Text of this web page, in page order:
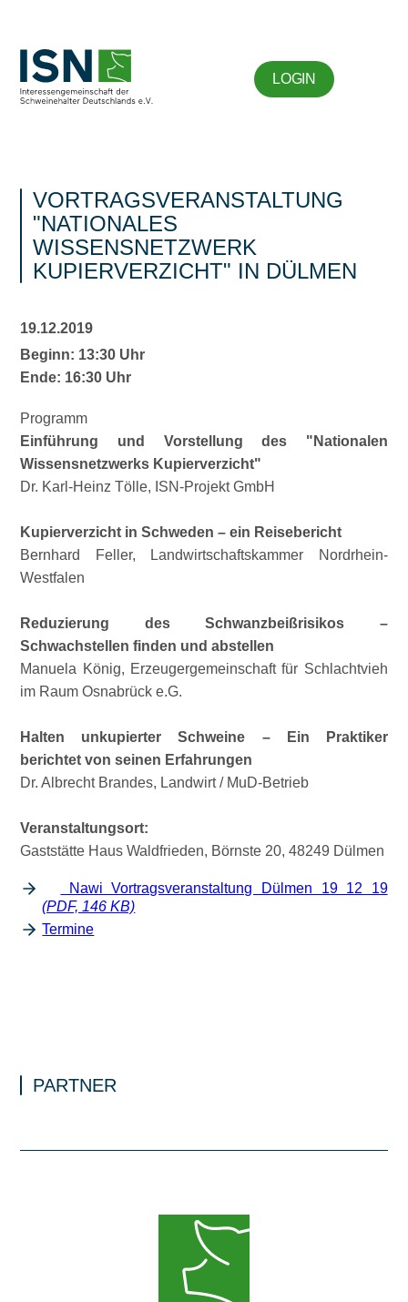
LOGIN
VORTRAGSVERANSTALTUNG
"NATIONALES
WISSENSNETZWERK
KUPIERVERZICHT" IN DÜLMEN
19.12.2019
Beginn: 13:30 Uhr
Ende: 16:30 Uhr
Programm
Einführung und Vorstellung des
Nationalen
Wissensnetzwerks Kupierverzicht
Dr. Karl-Heinz Tölle, ISN-Projekt GmbH
Kupierverzicht in Schweden – ein Reisebericht
Bernhard Feller, Landwirtschaftskammer Nordrhein-
Westfalen
Reduzierung des Schwanzbeißrisikos –
Schwachstellen finden und abstellen
Manuela König, Erzeugergemeinschaft für Schlachtvieh
im Raum Osnabrück e.G.
Halten unkupierter Schweine – Ein Praktiker
berichtet von seinen Erfahrungen
Dr. Albrecht Brandes, Landwirt / MuD-Betrieb
Veranstaltungsort:
Gaststätte Haus Waldfrieden, Börnste 20, 48249 Dülmen
Nawi Vortragsveranstaltung Dülmen 19 12 19
(PDF, 146 KB)
Termine
PARTNER